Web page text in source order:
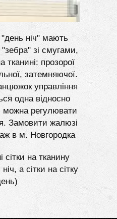
ніч" мають
зі смугами,
тканині: прозорої
затемняючої.
управління
одна відносно
регулювати
Замовити жалюзі
в м. Новгородка
сітки на тканину
а сітки на сітку